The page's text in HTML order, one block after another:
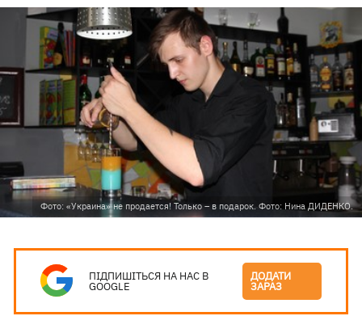
Фото: «Украина» не продается! Только – в подарок. Фото: Нина ДИДЕНКО.
ПІДПИШІТЬСЯ НА НАС В
GOOGLE
ДОДАТИ
ЗАРАЗ